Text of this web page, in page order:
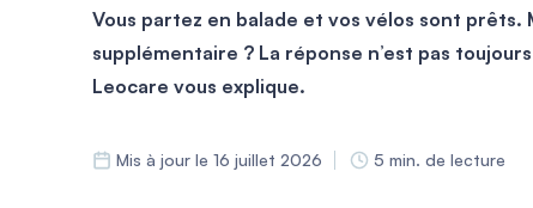
Vous partez en balade et vos vélos sont prêts.
supplémentaire ? La réponse n’est pas
Leocare vous explique.
Mis à jour le 16 juillet 2026 5 min. de lecture